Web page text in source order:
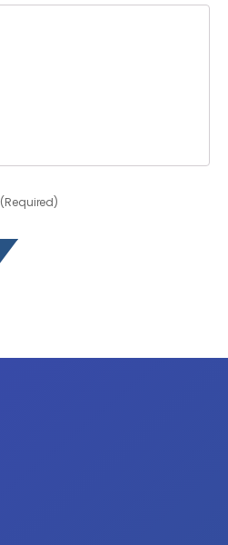
(Required)